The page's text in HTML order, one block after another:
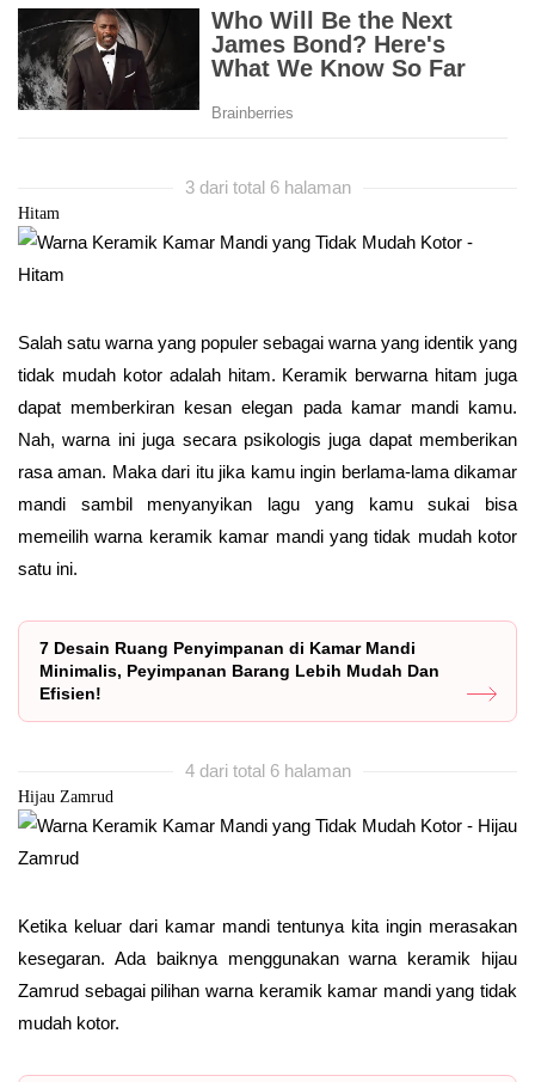
3 dari total 6 halaman
Hitam
Salah satu warna yang populer sebagai warna yang identik yang
tidak mudah kotor adalah hitam. Keramik berwarna hitam juga
dapat memberkiran kesan elegan pada kamar mandi kamu.
Nah, warna ini juga secara psikologis juga dapat memberikan
rasa aman. Maka dari itu jika kamu ingin berlama-lama dikamar
mandi sambil menyanyikan lagu yang kamu sukai bisa
memeilih warna keramik kamar mandi yang tidak mudah kotor
satu ini.
7 Desain Ruang Penyimpanan di Kamar Mandi
Minimalis, Peyimpanan Barang Lebih Mudah Dan
Efisien!
4 dari total 6 halaman
Hijau Zamrud
Ketika keluar dari kamar mandi tentunya kita ingin merasakan
kesegaran. Ada baiknya menggunakan warna keramik hijau
Zamrud sebagai pilihan warna keramik kamar mandi yang tidak
mudah kotor.